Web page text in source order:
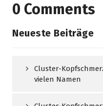
0 Comments
Neueste Beiträge
Cluster-
vielen Namen